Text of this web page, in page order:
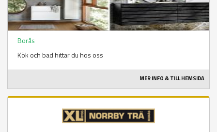
Borås
Kök och bad hittar du hos oss
MER INFO & TILL HEMSIDA